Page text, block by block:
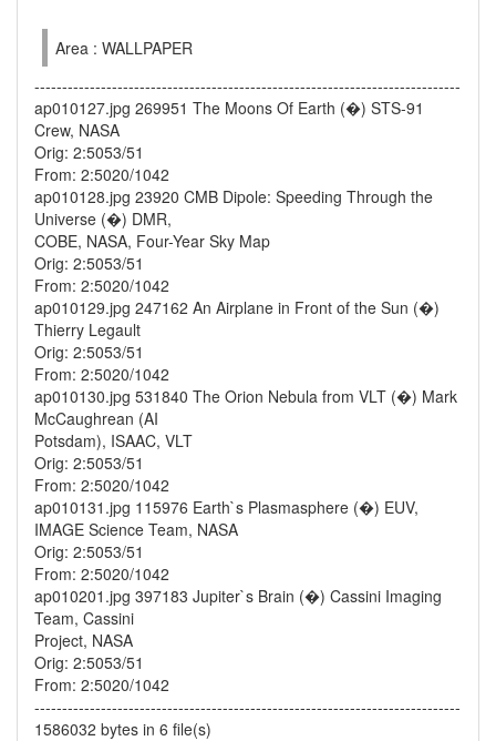
Area : WALLPAPER
-----------------------------------------------------------------------------
ap010127.jpg 269951 The Moons Of Earth (�) STS-91
Crew, NASA
Orig: 2:5053/51
From: 2:5020/1042
ap010128.jpg 23920 CMB Dipole: Speeding Through the
Universe (�) DMR,
COBE, NASA, Four-Year Sky Map
Orig: 2:5053/51
From: 2:5020/1042
ap010129.jpg 247162 An Airplane in Front of the Sun (�)
Thierry Legault
Orig: 2:5053/51
From: 2:5020/1042
ap010130.jpg 531840 The Orion Nebula from VLT (�) Mark
McCaughrean (AI
Potsdam), ISAAC, VLT
Orig: 2:5053/51
From: 2:5020/1042
ap010131.jpg 115976 Earth`s Plasmasphere (�) EUV,
IMAGE Science Team, NASA
Orig: 2:5053/51
From: 2:5020/1042
ap010201.jpg 397183 Jupiter`s Brain (�) Cassini Imaging
Team, Cassini
Project, NASA
Orig: 2:5053/51
From: 2:5020/1042
-----------------------------------------------------------------------------
1586032 bytes in 6 file(s)